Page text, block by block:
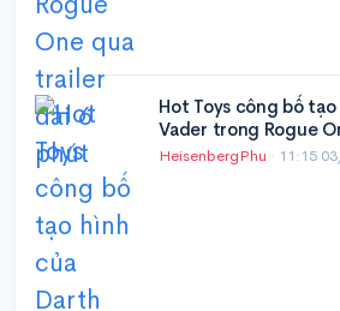
Hot Toys công bố
Vader trong Rogue
HeisenbergPhu · 11:15